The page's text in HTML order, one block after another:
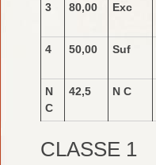
3
80,00 Exc
4
50,00 Suf
N
C
42,5 N C
CLASSE 1